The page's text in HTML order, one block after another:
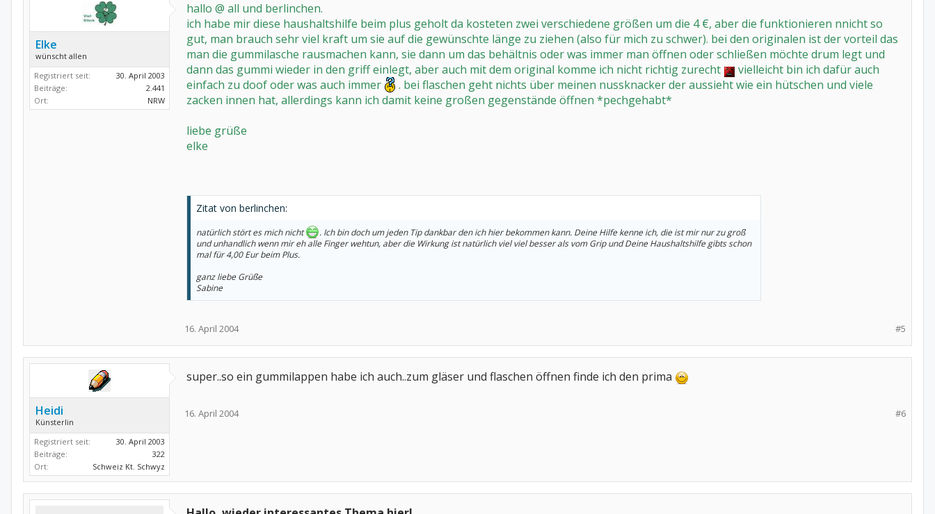
Elke
wünscht allen
Registriert seit:
30. April 2003
Beiträge:
2.441
Ort:
NRW
hallo @ all und berlinchen.
ich habe mir diese haushaltshilfe beim plus geholt da kosteten zwei verschiedene größen um die 4 €, aber die funktionieren nnicht so
gut, man brauch sehr viel kraft um sie auf die gewünschte länge zu ziehen (also für mich zu schwer). bei den originalen ist der vorteil das
man die gummilasche rausmachen kann, sie dann um das behältnis oder was immer man öffnen oder schließen möchte drum legt und
dann das gummi wieder in den griff einlegt, aber auch mit dem original komme ich nicht richtig zurecht
vielleicht bin ich dafür auch
einfach zu doof oder was auch immer
. bei flaschen geht nichts über meinen nussknacker der aussieht wie ein hütschen und viele
zacken innen hat, allerdings kann ich damit keine großen gegenstände öffnen *pechgehabt*
liebe grüße
elke
Zitat von berlinchen:
natürlich stört es mich nicht
. Ich bin doch um jeden Tip dankbar den ich hier bekommen kann. Deine Hilfe kenne ich, die ist mir nur zu groß
und unhandlich wenn mir eh alle Finger wehtun, aber die Wirkung ist natürlich viel viel besser als vom Grip und Deine Haushaltshilfe gibts schon
mal für 4,00 Eur beim Plus.
ganz liebe Grüße
Sabine
#5
16. April 2004
Heidi
Künsterlin
Registriert seit:
30. April 2003
Beiträge:
322
Ort:
Schweiz Kt. Schwyz
super..so ein gummilappen habe ich auch..zum gläser und flaschen öffnen finde ich den prima
#6
16. April 2004